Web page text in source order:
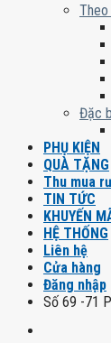
Đặc
PHỤ KIỆN
QUÀ TẶNG
Thu mua
TIN TỨC
KHUYẾN
HỆ THỐNG
Liên hệ
Cửa hàng
Đăng nhập
Số 69 -71